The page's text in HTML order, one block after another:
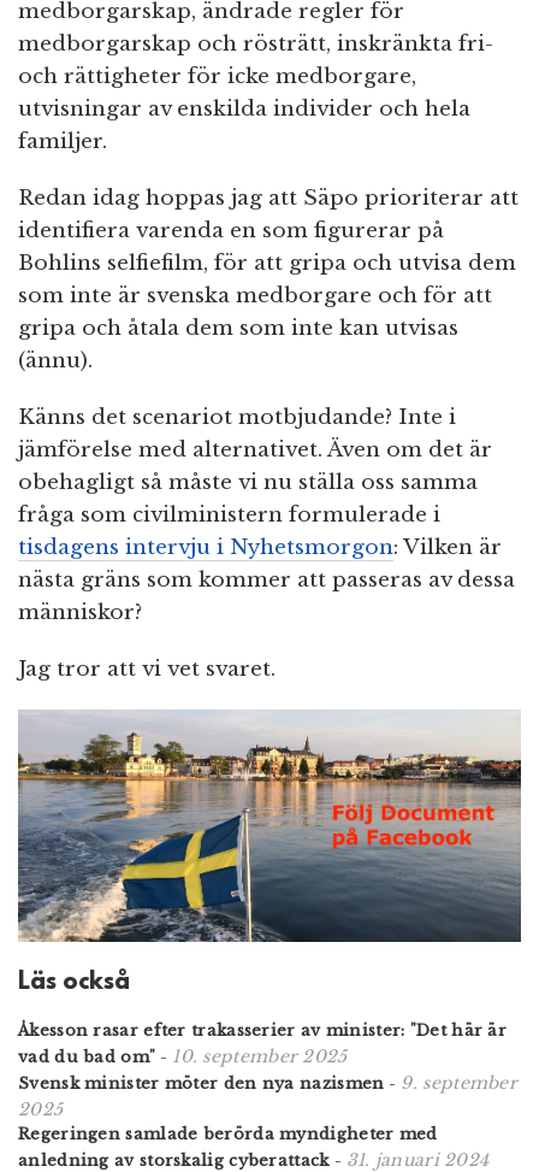
medborgarskap, ändrade regler för
medborgarskap och rösträtt, inskränkta fri-
och rättigheter för icke medborgare,
utvisningar av enskilda individer och hela
familjer.
Redan idag hoppas jag att Säpo prioriterar att
identifiera varenda en som figurerar på
Bohlins selfiefilm, för att gripa och utvisa dem
som inte är svenska medborgare och för att
gripa och åtala dem som inte kan utvisas
(ännu).
Känns det scenariot motbjudande? Inte i
jämförelse med alternativet. Även om det är
obehagligt så måste vi nu ställa oss samma
fråga som civilministern formulerade i
tisdagens intervju i Nyhetsmorgon: Vilken är
nästa gräns som kommer att passeras av dessa
människor?
Jag tror att vi vet svaret.
Läs också
Åkesson rasar efter trakasserier av minister: "Det här är
vad du bad om" - 10. september 2025
Svensk minister möter den nya nazismen - 9. september
2025
Regeringen samlade berörda myndigheter med
anledning av storskalig cyberattack- 31. januari 2024